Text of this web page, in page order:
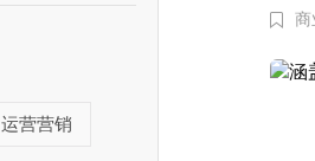
运营营销
商